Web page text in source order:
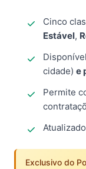
Cinco
Estável,
Disponível
cidade) e
Permite
Exclusivo do